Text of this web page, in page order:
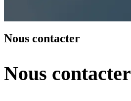
Nous contacter
Nous contacter